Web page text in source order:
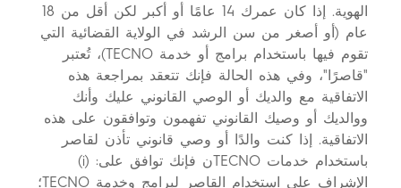
الهوية. إذا كان عمرك 14 عامًا أو أكبر لكن أقل من 18
عام (أو أصغر من سن الرشد في الولاية القضائية التي
تقوم فيها باستخدام برامج أو خدمة TECNO)، تُعتبر
"قاصرًا"، وفي هذه الحالة فإنك تتعقد بمراجعة هذه
الاتفاقية مع والديك أو الوصي القانوني عليك وأنك
ووالديك أو وصيك القانوني تفهمون وتوافقون على هذه
الاتفاقية. إذا كنت والدًا أو وصي قانوني تأذن لقاصر
باستخدام خدمات TECNOن فإنك توافق على: (i)
الإشراف على استخدام القاصر لبرامج وخدمة TECNO؛